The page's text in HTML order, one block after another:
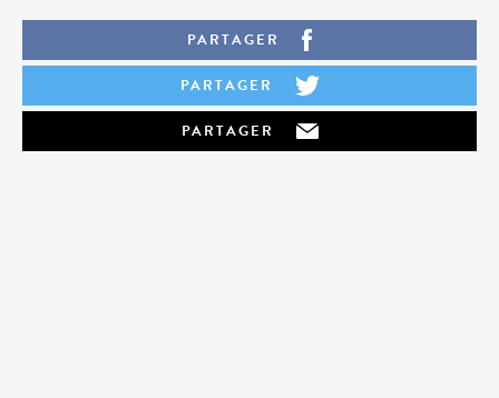
PARTAGER
PARTAGER
PARTAGER